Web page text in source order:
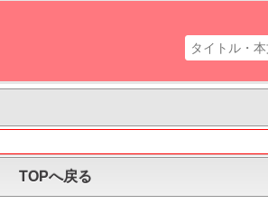
TOPへ戻る